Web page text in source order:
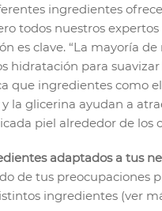
ingredientes
todos nuestros
es clave. “La mayoría de
hidratación para suavizar
que ingredientes como
la glicerina ayudan a
piel alrededor de los
adaptados a tus
de tus preocupaciones
ingredientes (ver